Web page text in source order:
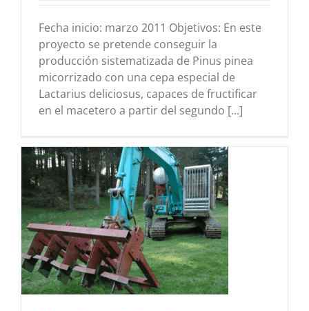
Fecha inicio: marzo 2011 Objetivos: En este
proyecto se pretende conseguir la
producción sistematizada de Pinus pinea
micorrizado con una cepa especial de
Lactarius deliciosus, capaces de fructificar
en el macetero a partir del segundo [...]